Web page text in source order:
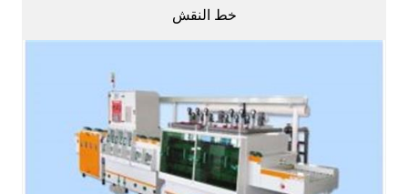
خط النقش